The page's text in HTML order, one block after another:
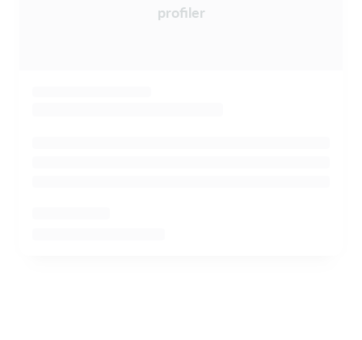
profiler